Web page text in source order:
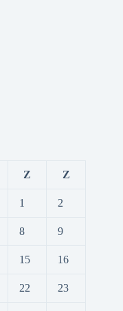
Z Z
1 2
8 9
15 16
22 23